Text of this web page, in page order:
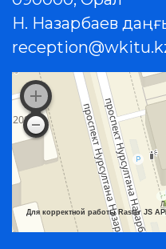
Н. Назарбаев
Для корректной работы Raster JS